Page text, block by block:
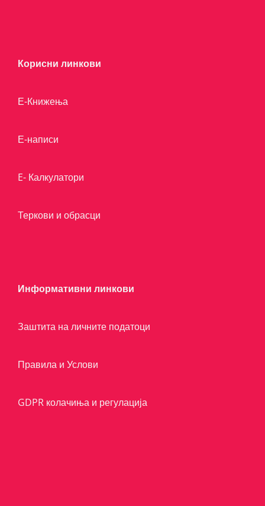
Корисни линкови
Е-Книжења
Е-написи
E- Калкулатори
Теркови и обрасци
Информативни линкови
Заштита на личните податоци
Правила и Услови
GDPR колачиња и регулација